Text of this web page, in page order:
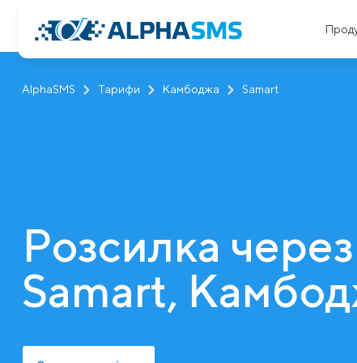
AlphaSMS Тарифи Камбоджа Samart
Розсилка
Samart,